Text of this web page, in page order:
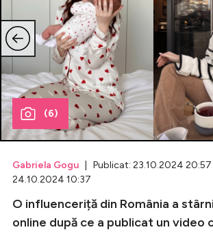
Horoscop
Lifestyle
Celebrități
Breaking News
(6)
Gabriela Gogu | Publicat: 23.10.2024
24.10.2024 10:37
O influenceriță din România a
online după ce a publicat un video